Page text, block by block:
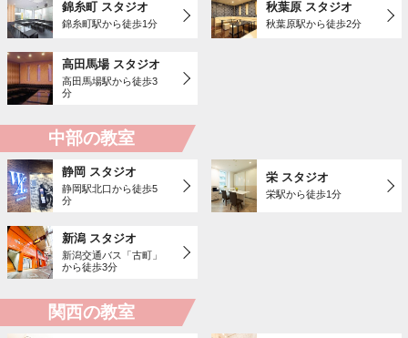
錦糸町 スタジオ
錦糸町駅から徒歩1分
秋葉原 スタジオ
秋葉原駅から徒歩2分
高田馬場 スタジオ
高田馬場駅から徒歩3
分
中部の教室
静岡 スタジオ
静岡駅北口から徒歩5
分
栄 スタジオ
栄駅から徒歩1分
新潟 スタジオ
新潟交通バス「古町」
から徒歩3分
関西の教室